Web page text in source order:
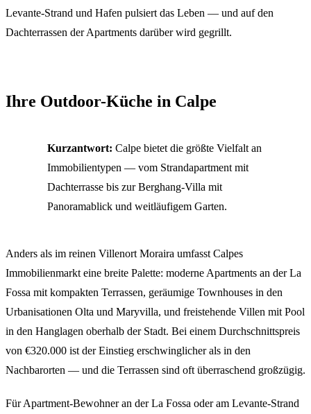
Levante-Strand und Hafen pulsiert das Leben — und auf den
Dachterrassen der Apartments darüber wird gegrillt.
Ihre Outdoor-Küche in Calpe
Kurzantwort: Calpe bietet die größte Vielfalt an
Immobilientypen — vom Strandapartment mit
Dachterrasse bis zur Berghang-Villa mit
Panoramablick und weitläufigem Garten.
Anders als im reinen Villenort Moraira umfasst Calpes
Immobilienmarkt eine breite Palette: moderne Apartments an der La
Fossa mit kompakten Terrassen, geräumige Townhouses in den
Urbanisationen Olta und Maryvilla, und freistehende Villen mit Pool
in den Hanglagen oberhalb der Stadt. Bei einem Durchschnittspreis
von €320.000 ist der Einstieg erschwinglicher als in den
Nachbarorten — und die Terrassen sind oft überraschend großzügig.
Für Apartment-Bewohner an der La Fossa oder am Levante-Strand